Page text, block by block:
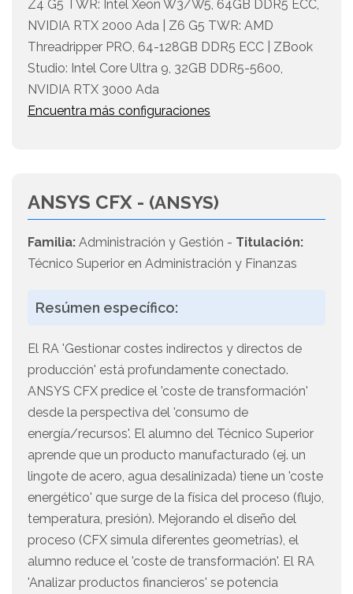
Z4 G5 TWR: Intel Xeon W3/W5, 64GB DDR5 ECC,
NVIDIA RTX 2000 Ada | Z6 G5 TWR: AMD
Threadripper PRO, 64-128GB DDR5 ECC | ZBook
Studio: Intel Core Ultra 9, 32GB DDR5-5600,
NVIDIA RTX 3000 Ada
Encuentra más configuraciones
ANSYS CFX - (ANSYS)
Familia: Administración y Gestión - Titulación:
Técnico Superior en Administración y Finanzas
Resúmen específico:
El RA 'Gestionar costes indirectos y directos de
producción' está profundamente conectado.
ANSYS CFX predice el 'coste de transformación'
desde la perspectiva del 'consumo de
energía/recursos'. El alumno del Técnico Superior
aprende que un producto manufacturado (ej. un
lingote de acero, agua desalinizada) tiene un 'coste
energético' que surge de la física del proceso (flujo,
temperatura, presión). Mejorando el diseño del
proceso (CFX simula diferentes geometrías), el
alumno reduce el 'coste de transformación'. El RA
'Analizar productos financieros' se potencia